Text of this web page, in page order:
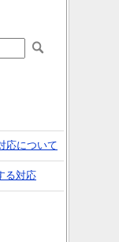
応について
る対応